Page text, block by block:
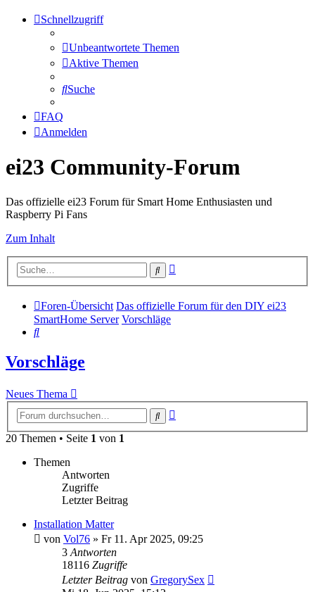
Schnellzugriff
Unbeantwortete Themen
Aktive Themen
Suche
FAQ
Anmelden
ei23 Community-Forum
Das offizielle ei23 Forum für Smart Home Enthusiasten und
Raspberry Pi Fans
Zum Inhalt
Suche
Foren-Übersicht Das offizielle Forum für den DIY ei23
SmartHome Server Vorschläge
Suche
Vorschläge
Neues Thema
Suche
20 Themen • Seite 1 von 1
Themen
Antworten
Zugriffe
Letzter Beitrag
Installation Matter
von Vol76 » Fr 11. Apr 2025, 09:25
3 Antworten
18116 Zugriffe
Letzter Beitrag von GregorySex